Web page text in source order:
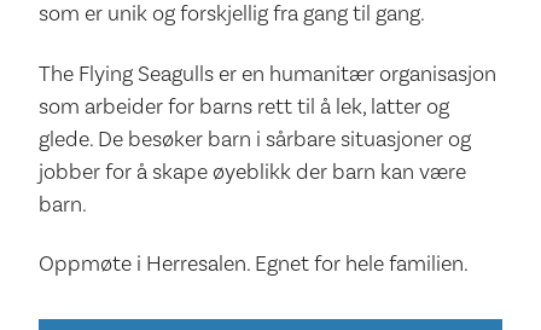
som er unik og forskjellig fra gang til gang.
The Flying Seagulls er en humanitær organisasjon
som arbeider for barns rett til å lek, latter og
glede. De besøker barn i sårbare situasjoner og
jobber for å skape øyeblikk der barn kan være
barn.
Oppmøte i Herresalen. Egnet for hele familien.